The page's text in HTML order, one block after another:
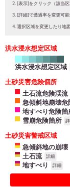
[表示]をクリック（該当
[詳細]で透過率を変更可能
選択区域を変更したり地
洪水浸水想定区域
洪水浸水想定区域
土砂災害危険個所
土石流危険渓流
急傾斜地崩壊危
地すべり危険箇
雪崩危険箇所
土砂災害警戒区域
急傾斜地の崩壊
土石流 詳細
地すべり 詳細